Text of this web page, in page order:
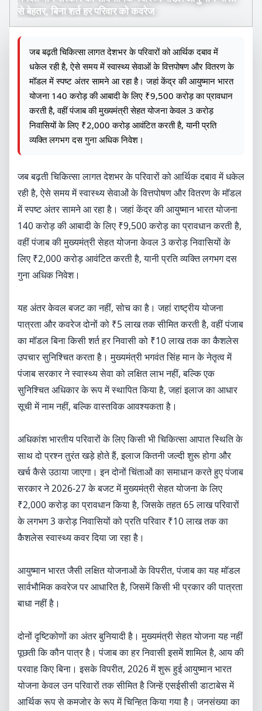
से बेहतर, बिना शर्त हर परिवार को कवरेज
जब बढ़ती चिकित्सा लागत देशभर के परिवारों को आर्थिक दबाव में
धकेल रही है, ऐसे समय में स्वास्थ्य सेवाओं के वित्तपोषण और वितरण के
मॉडल में स्पष्ट अंतर सामने आ रहा है। जहां केंद्र की आयुष्मान भारत
योजना 140 करोड़ की आबादी के लिए ₹9,500 करोड़ का प्रावधान
करती है, वहीं पंजाब की मुख्यमंत्री सेहत योजना केवल 3 करोड़
निवासियों के लिए ₹2,000 करोड़ आवंटित करती है, यानी प्रति
व्यक्ति लगभग दस गुना अधिक निवेश।
जब बढ़ती चिकित्सा लागत देशभर के परिवारों को आर्थिक दबाव में धकेल
रही है, ऐसे समय में स्वास्थ्य सेवाओं के वित्तपोषण और वितरण के मॉडल
में स्पष्ट अंतर सामने आ रहा है। जहां केंद्र की आयुष्मान भारत योजना
140 करोड़ की आबादी के लिए ₹9,500 करोड़ का प्रावधान करती है,
वहीं पंजाब की मुख्यमंत्री सेहत योजना केवल 3 करोड़ निवासियों के
लिए ₹2,000 करोड़ आवंटित करती है, यानी प्रति व्यक्ति लगभग दस
गुना अधिक निवेश।
यह अंतर केवल बजट का नहीं, सोच का है। जहां राष्ट्रीय योजना
पात्रता और कवरेज दोनों को ₹5 लाख तक सीमित करती है, वहीं पंजाब
का मॉडल बिना किसी शर्त हर निवासी को ₹10 लाख तक का कैशलेस
उपचार सुनिश्चित करता है। मुख्यमंत्री भगवंत सिंह मान के नेतृत्व में
पंजाब सरकार ने स्वास्थ्य सेवा को लक्षित लाभ नहीं, बल्कि एक
सुनिश्चित अधिकार के रूप में स्थापित किया है, जहां इलाज का आधार
सूची में नाम नहीं, बल्कि वास्तविक आवश्यकता है।
अधिकांश भारतीय परिवारों के लिए किसी भी चिकित्सा आपात स्थिति के
साथ दो प्रश्न तुरंत खड़े होते हैं, इलाज कितनी जल्दी शुरू होगा और
खर्च कैसे उठाया जाएगा। इन दोनों चिंताओं का समाधान करते हुए पंजाब
सरकार ने 2026-27 के बजट में मुख्यमंत्री सेहत योजना के लिए
₹2,000 करोड़ का प्रावधान किया है, जिसके तहत 65 लाख परिवारों
के लगभग 3 करोड़ निवासियों को प्रति परिवार ₹10 लाख तक का
कैशलेस स्वास्थ्य कवर दिया जा रहा है।
आयुष्मान भारत जैसी लक्षित योजनाओं के विपरीत, पंजाब का यह मॉडल
सार्वभौमिक कवरेज पर आधारित है, जिसमें किसी भी प्रकार की पात्रता
बाधा नहीं है।
दोनों दृष्टिकोणों का अंतर बुनियादी है। मुख्यमंत्री सेहत योजना यह नहीं
पूछती कि कौन पात्र है। पंजाब का हर निवासी इसमें शामिल है, आय की
परवाह किए बिना। इसके विपरीत, 2026 में शुरू हुई आयुष्मान भारत
योजना केवल उन परिवारों तक सीमित है जिन्हें एसईसीसी डाटाबेस में
आर्थिक रूप से कमजोर के रूप में चिन्हित किया गया है। जनसंख्या का